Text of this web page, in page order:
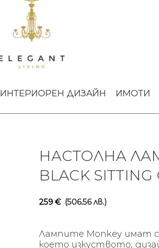
ИНТЕРИОРЕН ДИЗАЙН ИМОТИ
НАСТОЛНА
BLACK SITTING
259 € (506.56 лв.)
Лампите Monkey имат
което изкуството,